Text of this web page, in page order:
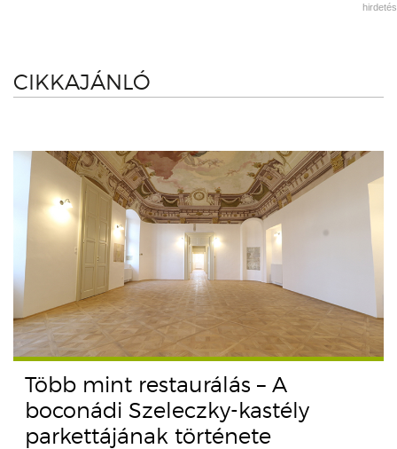
hirdetés
CIKKAJÁNLÓ
Több mint restaurálás – A
boconádi Szeleczky-kastély
parkettájának története